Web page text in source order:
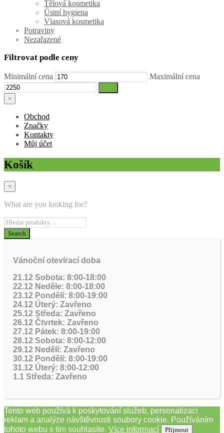
Tělová kosmetika
Ústní hygiena
Vlasová kosmetika
Potraviny
Nezařazené
Filtrovat podle ceny
Minimální cena Maximální cena
×
Obchod
Značky
Kontakty
Můj účet
Košík
×
What are you looking for?
Vánoční otevírací doba
21.12 Sobota: 8:00-18:00
22.12 Neděle: 8:00-18:00
23.12 Pondělí: 8:00-19:00
24.12 Úterý: Zavřeno
25.12 Středa: Zavřeno
26.12 Čtvrtek: Zavřeno
27.12 Pátek: 8:00-19:00
28.12 Sobota: 8:00-12:00
29.12 Nedělí: Zavřeno
30.12 Pondělí: 8:00-19:00
31.12 Úterý: 8:00-12:00
1.1 Středa: Zavřeno
Tento web používá k poskytování služeb, personalizaci
reklam a analýze návštěvnosti soubory cookie. Používáním
tohoto webu s tím souhlasíte. Více informací Přijmout